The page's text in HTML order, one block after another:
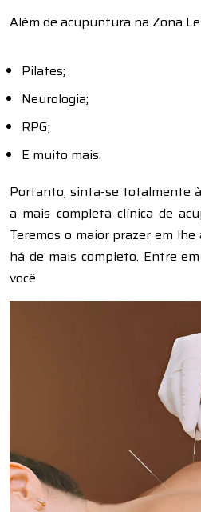
Além de acupuntura na Zona
Pilates;
Neurologia;
RPG;
E muito mais.
Portanto, sinta-se totalmente
a mais completa clínica de
Teremos o maior prazer em
há de mais completo. Entre
você.